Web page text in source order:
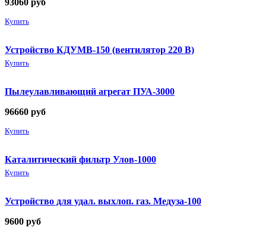
Купить
Устройство КДУМВ-150 (вентилятор 220 В)
Купить
Пылеулавливающий агрегат ПУА-3000
96660 руб
Купить
Каталитический фильтр Улов-1000
Купить
Устройство для удал. выхлоп. газ. Медуза-100
9600 руб